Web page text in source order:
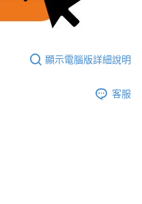
顯示電腦版詳細說明
客服